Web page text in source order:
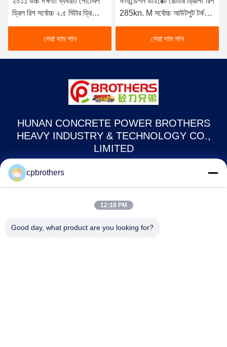
ড্রিল রিগ সর্বোচ্চ ২.৫ মিটার ড্রিলিং
ব্যাসার্ধ
সেরা দাম পান
285kn. M সর্বোচ্চ আউটপুট টর্ক
2019 SY
সেরা দাম পান
HUNAN CONCRETE POWER BROTHERS
HEAVY INDUSTRY & TECHNOLOGY CO.,
LIMITED
হুনান, চীন
cpbrothers
12:18 PM
Good day, what product are you looking for?